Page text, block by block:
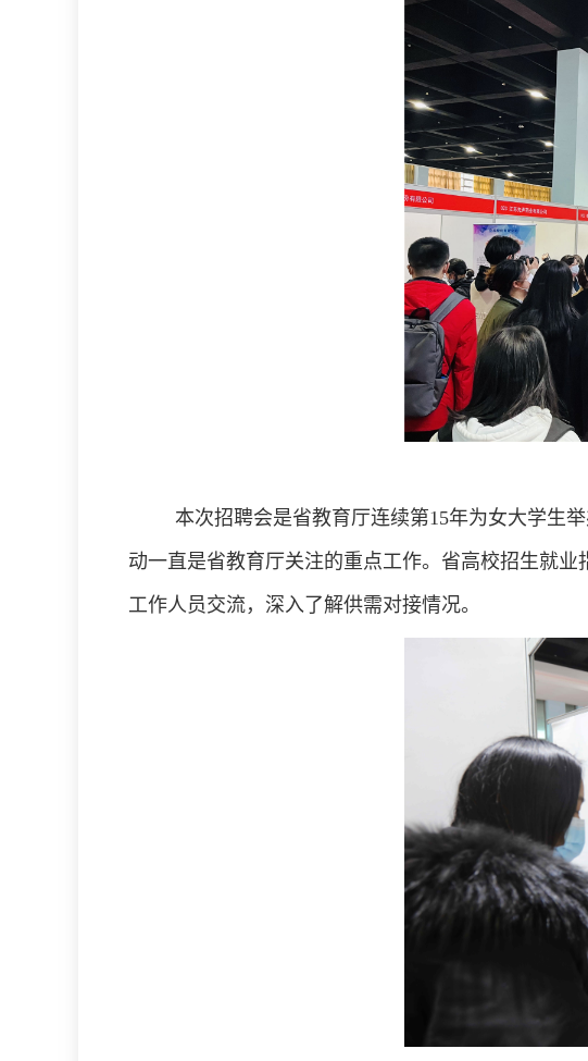
本次招聘会是省教育厅连续第15年为女大学生
动一直是省教育厅关注的重点工作。省高校招生就
工作人员交流，深入了解供需对接情况。